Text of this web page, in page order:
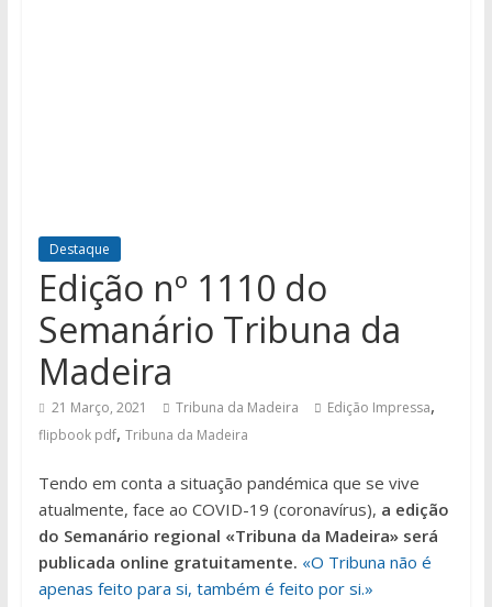
Destaque
Edição nº 1110 do
Semanário Tribuna da
Madeira
21 Março, 2021 Tribuna da Madeira Edição Impressa,
flipbook pdf, Tribuna da Madeira
Tendo em conta a situação pandémica que se vive
atualmente, face ao COVID-19 (coronavírus), a edição
do Semanário regional «Tribuna da Madeira» será
publicada online gratuitamente. «O Tribuna não é
apenas feito para si, também é feito por si.»